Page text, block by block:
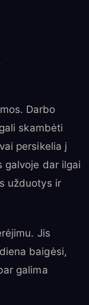
Darbo
skambėti
persikelia į
galvoje dar ilgai
užduotys ir
Jis
baigėsi,
galima